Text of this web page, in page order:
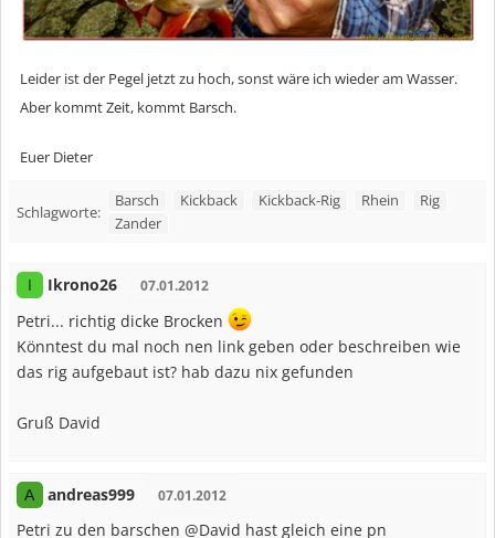
Leider ist der Pegel jetzt zu hoch, sonst wäre ich wieder am Wasser.
Aber kommt Zeit, kommt Barsch.
Euer Dieter
Schlagworte:
Barsch Kickback Kickback-Rig Rhein
Rig
Zander
I Ikrono26 07.01.2012
Petri... richtig dicke Brocken
Könntest du mal noch nen link geben oder beschreiben wie
das rig aufgebaut ist? hab dazu nix gefunden
Gruß David
A andreas999 07.01.2012
Petri zu den barschen @David hast gleich eine pn